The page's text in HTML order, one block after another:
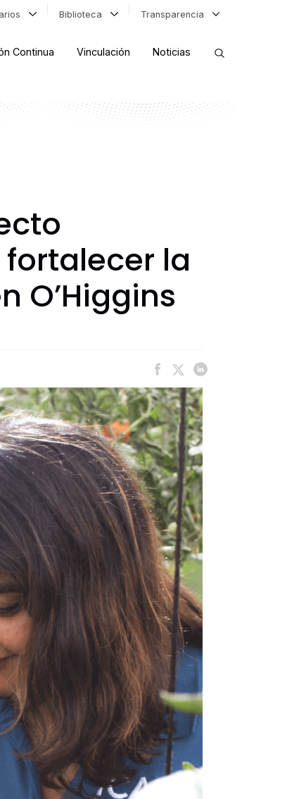
Biblioteca Transparencia
Continua Vinculación Noticias
fortalecer la
O’Higgins